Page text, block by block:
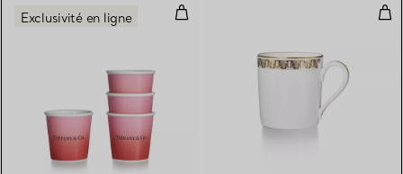
Tasses à espresso Tiffany en
Exclusivité en ligne